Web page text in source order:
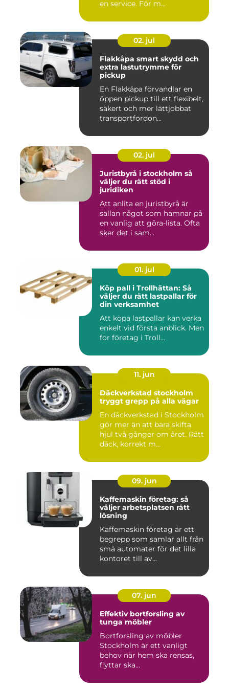
en service. För m...
02. jul
Flakkåpa smart skydd och
extra lastutrymme för
pickup
En Flakkåpa förvandlar en
öppen pickup till ett flexibelt,
säkert och mer lättjobbat
transportfordon...
02. jul
Juristbyrå i stockholm så
väljer du rätt stöd i
juridiken
Att anlita en juristbyrå är
sällan något som hamnar på
en vanlig att göra-lista. Ofta
sker det i sam...
01. jul
Köp pall i Trollhättan: Så
väljer du rätt lastpallar för
din verksamhet
Att köpa lastpallar kan verka
enkelt vid första anblick. Men
för företag i Troll...
11. jun
Däckverkstad stockholm
tryggt grepp på alla vägar
En däckverkstad i Stockholm
gör mer än att bara skifta
hjul två gånger om året. Rätt
däck, korrekt m...
09. jun
Kaffemaskin företag: så
väljer arbetsplatsen rätt
lösning
Kaffemaskin företag är ett
begrepp som samlar allt från
små automater för det lilla
kontoret till av...
07. jun
Effektiv bortforsling av
tunga möbler
Bortforsling av möbler
Stockholm är ett vanligt
behov när hem ska rensas,
flyttar ska...